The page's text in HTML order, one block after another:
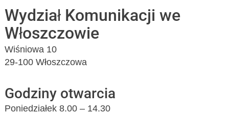
Wydział Komunikacji we
Włoszczowie
Wiśniowa 10
29-100 Włoszczowa
Godziny otwarcia
Poniedziałek 8.00 – 14.30